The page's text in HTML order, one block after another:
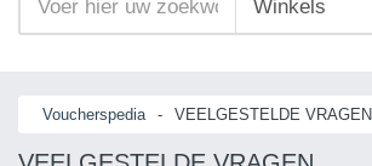
Voucherspedia - VEELGESTELDE VRAGEN